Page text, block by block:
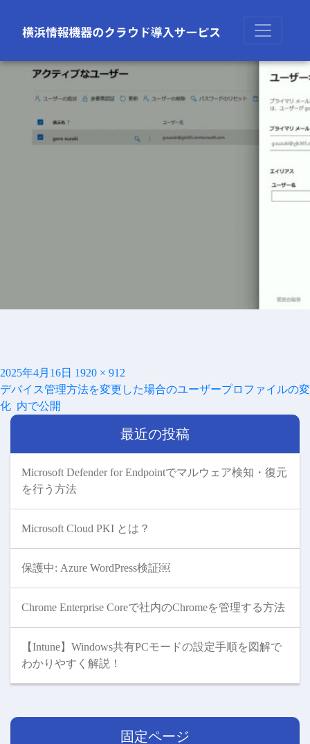
次の画像
投
稿
日:
2025年4月16日 フ
ル
1920 × 912
投
稿
ナ
デバイス管理方法を変更した場合のユーザープロファイルの変
化 内で公開
最近の投稿
Microsoft Defender for Endpointでマルウェア検知・復元
を行う方法
Microsoft Cloud PKI とは？
保護中: Azure WordPress検証￼
Chrome Enterprise Coreで社内のChromeを管理する方法
【Intune】Windows共有PCモードの設定手順を図解で
わかりやすく解説！
固定ページ